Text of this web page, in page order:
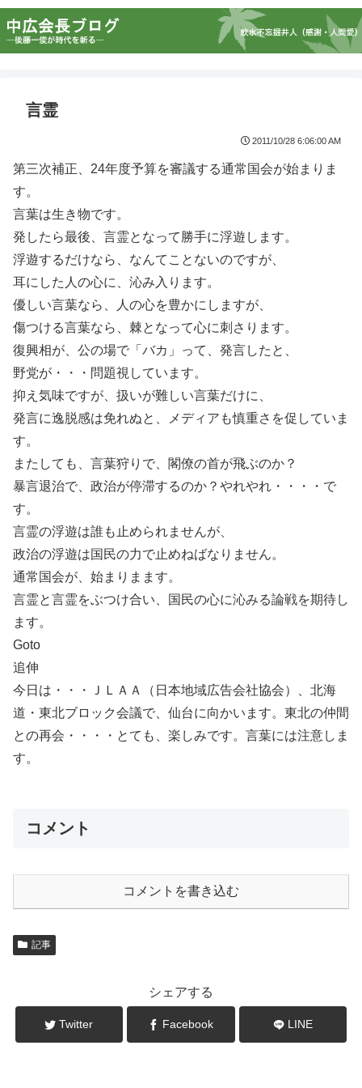
言霊
2011/10/28 6:06:00 AM
第三次補正、24年度予算を審議する通常国会が始まりま
す。
言葉は生き物です。
発したら最後、言霊となって勝手に浮遊します。
浮遊するだけなら、なんてことないのですが、
耳にした人の心に、沁み入ります。
優しい言葉なら、人の心を豊かにしますが、
傷つける言葉なら、棘となって心に刺さります。
復興相が、公の場で「バカ」って、発言したと、
野党が・・・問題視しています。
抑え気味ですが、扱いが難しい言葉だけに、
発言に逸脱感は免れぬと、メディアも慎重さを促していま
す。
またしても、言葉狩りで、閣僚の首が飛ぶのか？
暴言退治で、政治が停滞するのか？やれやれ・・・・で
す。
言霊の浮遊は誰も止められませんが、
政治の浮遊は国民の力で止めねばなりません。
通常国会が、始まりまます。
言霊と言霊をぶつけ合い、国民の心に沁みる論戦を期待し
ます。
Goto
追伸
今日は・・・ＪＬＡＡ（日本地域広告会社協会）、北海
道・東北ブロック会議で、仙台に向かいます。東北の仲間
との再会・・・・とても、楽しみです。言葉には注意しま
す。
コメント
コメントを書き込む
記事
シェアする
Twitter Facebook LINE